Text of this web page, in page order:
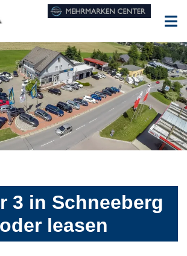
3 in Schneeberg
leasen